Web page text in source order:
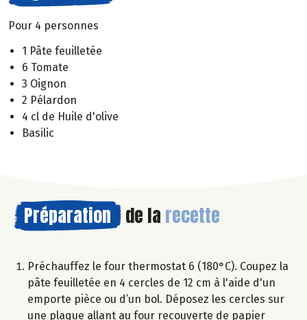
Pour 4 personnes
1 Pâte feuilletée
6 Tomate
3 Oignon
2 Pélardon
4 cl de Huile d'olive
Basilic
Préparation de la recette
Préchauffez le four thermostat 6 (180°C). Coupez la
pâte feuilletée en 4 cercles de 12 cm à l'aide d'un
emporte pièce ou d’un bol. Déposez les cercles sur
une plaque allant au four recouverte de papier